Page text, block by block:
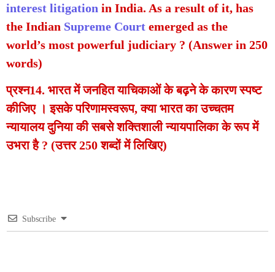
interest litigation in India. As a result of it, has
the Indian Supreme Court emerged as the
world’s most powerful judiciary ? (Answer in 250
words)
प्रश्न14. भारत में जनहित याचिकाओं के बढ़ने के कारण स्पष्ट
कीजिए । इसके परिणामस्वरूप, क्या भारत का उच्चतम
न्यायालय दुनिया की सबसे शक्तिशाली न्यायपालिका के रूप में
उभरा है ? (उत्तर 250 शब्दों में लिखिए)
Subscribe